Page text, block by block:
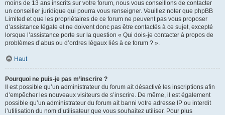
moins de 13 ans inscrits sur votre forum, nous vous conseillons de contacter
un conseiller juridique qui pourra vous renseigner. Veuillez noter que phpBB
Limited et que les propriétaires de ce forum ne peuvent pas vous proposer
d’assistance légale et ne doivent donc pas être contactés à ce sujet, excepté
lorsque l’assistance porte sur la question « Qui dois-je contacter à propos de
problèmes d’abus ou d’ordres légaux liés à ce forum ? ».
Haut
Pourquoi ne puis-je pas m’inscrire ?
Il est possible qu’un administrateur du forum ait désactivé les inscriptions afin
d’empêcher les nouveaux visiteurs de s’inscrire. De même, il est également
possible qu’un administrateur du forum ait banni votre adresse IP ou interdit
l’utilisation du nom d’utilisateur que vous souhaitez utiliser. Pour plus